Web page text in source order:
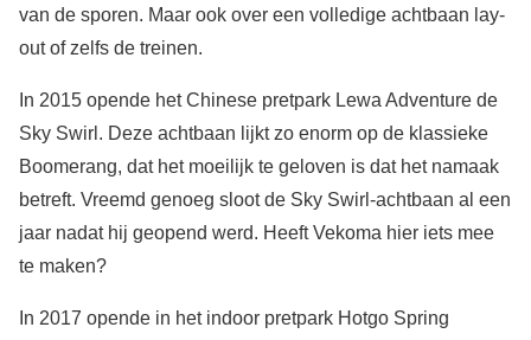
van de sporen. Maar ook over een volledige achtbaan lay-
out of zelfs de treinen.
In 2015 opende het Chinese pretpark Lewa Adventure de
Sky Swirl. Deze achtbaan lijkt zo enorm op de klassieke
Boomerang, dat het moeilijk te geloven is dat het namaak
betreft. Vreemd genoeg sloot de Sky Swirl-achtbaan al een
jaar nadat hij geopend werd. Heeft Vekoma hier iets mee
te maken?
In 2017 opende in het indoor pretpark Hotgo Spring